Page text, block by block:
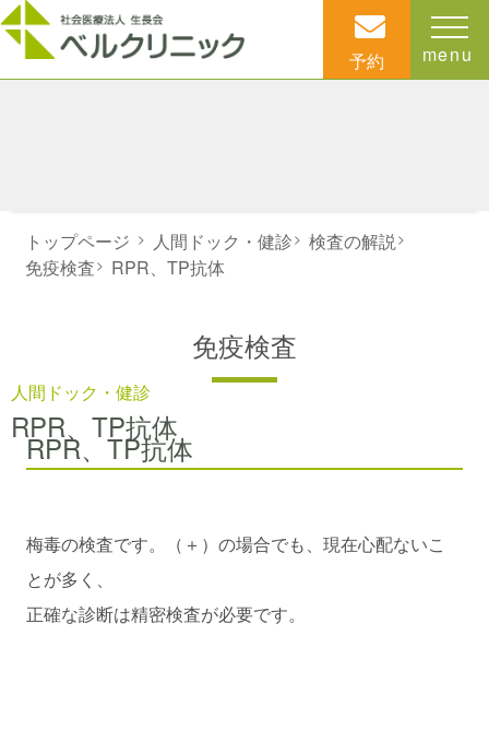
予約 menu
人間ドック・健診
RPR、TP抗体
トップページ > 人間ドック・健診> 検査の解説>
免疫検査> RPR、TP抗体
免疫検査
RPR、TP抗体
梅毒の検査です。（＋）の場合でも、現在心配ないこ
とが多く、
正確な診断は精密検査が必要です。